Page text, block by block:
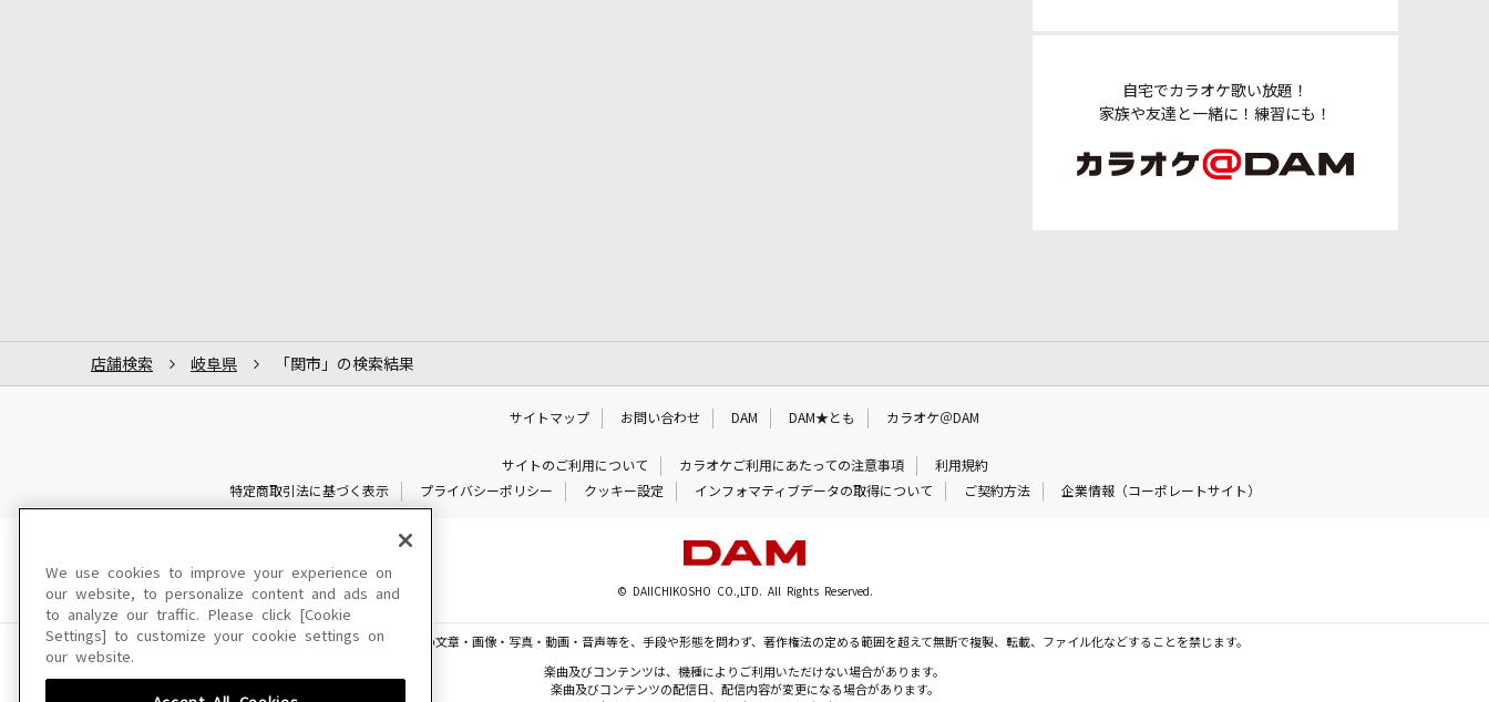
自宅でカラオケ歌い放題！
家族や友達と一緒に！練習にも！
店舗検索 岐阜県 「関市」の検索結果
サイトマップ お問い合わせ DAM DAM★とも カラオケ＠DAM
サイトのご利用について カラオケご利用にあたっての注意事項
利用規約
特定商取引法に基づく表示
プライバシーポリシー クッキー設定 インフォマティブデータの取得について ご契約方法 企業情報（コーポレートサイト）
© DAIICHIKOSHO CO.,LTD. All Rights Reserved.
このサイトに掲載されている一切の文章・画像・写真・動画・音声等を、手段や形態を問わず、著作権法の定める範囲を超えて無断で複製、転載、ファイル化などすることを禁じます。
楽曲及びコンテンツは、機種によりご利用いただけない場合があります。
楽曲及びコンテンツの配信日、配信内容が変更になる場合があります。
We use cookies to improve your experience on
our website, to personalize content and ads and
to analyze our traffic. Please click [Cookie
Settings] to customize your cookie settings on
our website.